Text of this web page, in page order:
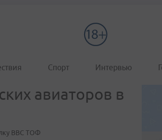
Спорт Интервью
авиаторов в
ВВС ТОФ